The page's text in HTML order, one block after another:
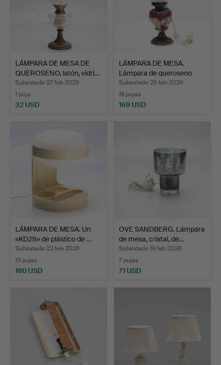
LÁMPARA DE MESA DE
QUEROSENO, latón, vidri…
Subastado 27 feb 2026
1 puja
32 USD
LÁMPARA DE MESA.
Lámpara de queroseno
elec…
Subastado 25 feb 2026
19 pujas
169 USD
LÁMPARA DE MESA. Un
«KD29» de plástico de …
Subastado 22 feb 2026
13 pujas
180 USD
OVE SANDBERG. Lámpara
de mesa, cristal, de…
Subastado 19 feb 2026
7 pujas
71 USD